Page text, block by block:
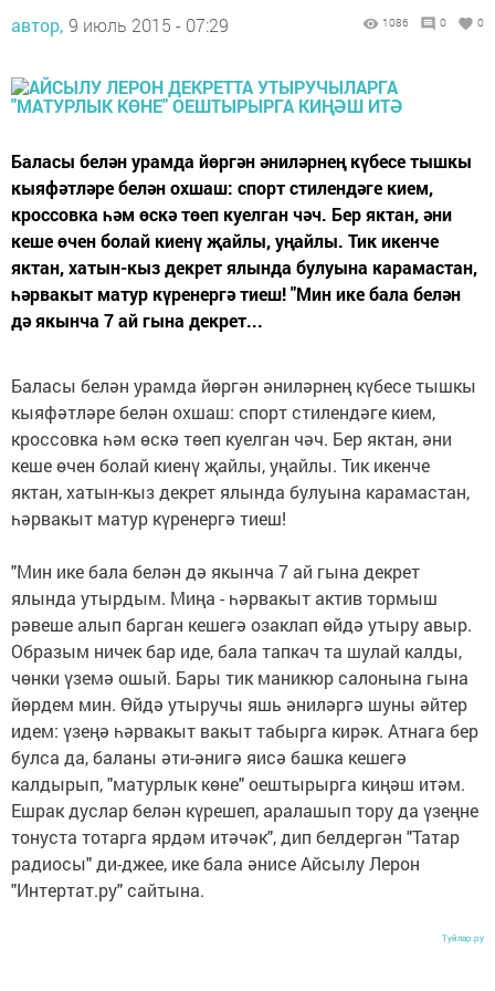
автор, 9 июль 2015 - 07:29 1086 0 0
Баласы белән урамда йөргән әниләрнең күбесе тышкы
кыяфәтләре белән охшаш: спорт стилендәге кием,
кроссовка һәм өскә төеп куелган чәч. Бер яктан, әни
кеше өчен болай киенү җайлы, уңайлы. Тик икенче
яктан, хатын-кыз декрет ялында булуына карамастан,
һәрвакыт матур күренергә тиеш! "Мин ике бала белән
дә якынча 7 ай гына декрет...
Баласы белән урамда йөргән әниләрнең күбесе тышкы
кыяфәтләре белән охшаш: спорт стилендәге кием,
кроссовка һәм өскә төеп куелган чәч. Бер яктан, әни
кеше өчен болай киенү җайлы, уңайлы. Тик икенче
яктан, хатын-кыз декрет ялында булуына карамастан,
һәрвакыт матур күренергә тиеш!
"Мин ике бала белән дә якынча 7 ай гына декрет
ялында утырдым. Миңа - һәрвакыт актив тормыш
рәвеше алып барган кешегә озаклап өйдә утыру авыр.
Образым ничек бар иде, бала тапкач та шулай калды,
чөнки үземә ошый. Бары тик маникюр салонына гына
йөрдем мин. Өйдә утыручы яшь әниләргә шуны әйтер
идем: үзеңә һәрвакыт вакыт табырга кирәк. Атнага бер
булса да, баланы әти-әнигә яисә башка кешегә
калдырып, "матурлык көне" оештырырга киңәш итәм.
Ешрак дуслар белән күрешеп, аралашып тору да үзеңне
тонуста тотарга ярдәм итәчәк", дип белдергән "Татар
радиосы" ди-джее, ике бала әнисе Айсылу Лерон
"Интертат.ру" сайтына.
Туйлар.ру